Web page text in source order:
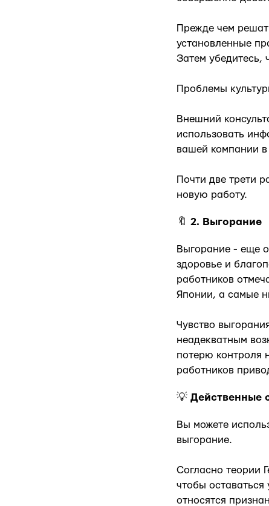
Прежде чем
установленные
Затем убедитесь,
Проблемы
Внешний
использовать
вашей компании
Почти две трети
новую работу.
🔖 2. Выгорание
Выгорание - еще
здоровье и
работников
Японии, а самые
Чувство
неадекватным
потерю контроля
работников
💡 Действенные
Вы можете
выгорание.
Согласно теории
чтобы
относятся